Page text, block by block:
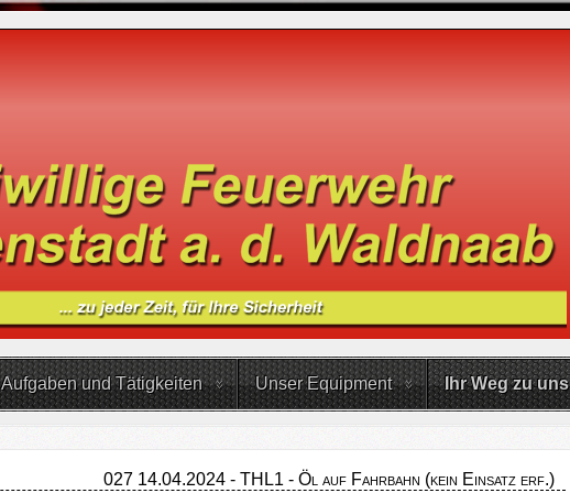
Aufgaben und Tätigkeiten Unser Equipment Ihr Weg zu uns
027 14.04.2024 - THL1 - Öl auf Fahrbahn (kein Einsatz erf.)